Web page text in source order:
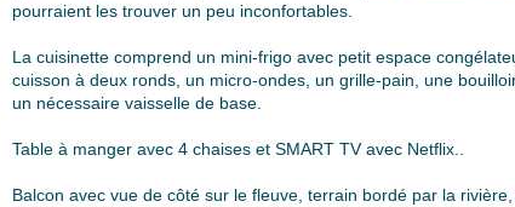
pourraient les trouver un peu inconfortables.
La cuisinette comprend un mini-frigo avec petit espace
cuisson à deux ronds, un micro-ondes, un grille-pain, une
un nécessaire vaisselle de base.
Table à manger avec 4 chaises et SMART TV avec Netflix..
Balcon avec vue de côté sur le fleuve, terrain bordé par la